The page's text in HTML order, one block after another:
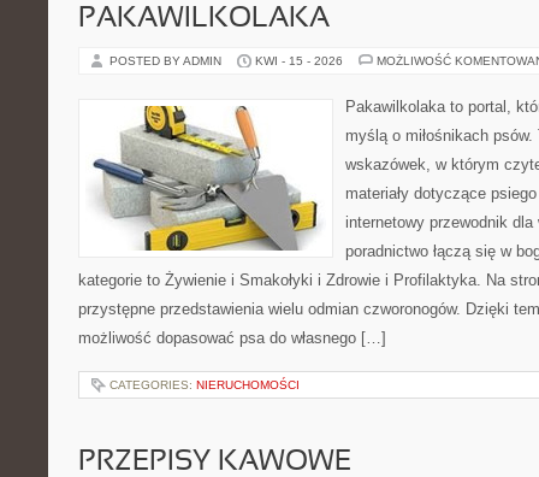
PAKAWILKOLAKA
POSTED BY ADMIN KWI - 15 - 2026 MOŻLIWOŚĆ
Pakawilkolaka to portal,
myślą o miłośnikach
wskazówek, w którym
materiały dotyczące
internetowy przewodnik
poradnictwo łączą się w
kategorie to Żywienie i Smakołyki i Zdrowie i Profilaktyka. Na
przystępne przedstawienia wielu odmian czworonogów. Dzięki
możliwość dopasować psa do własnego […]
CATEGORIES: NIERUCHOMOŚCI
PRZEPISY KAWOWE